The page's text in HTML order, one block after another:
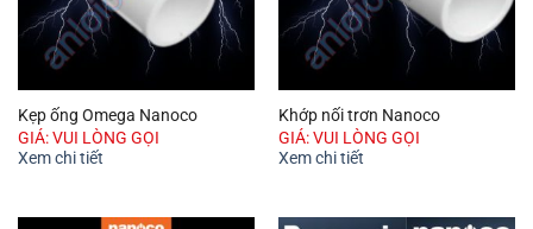
Kẹp ống Omega Nanoco
GIÁ: VUI LÒNG GỌI
Xem chi tiết
Khớp nối trơn Nanoco
GIÁ: VUI LÒNG GỌI
Xem chi tiết